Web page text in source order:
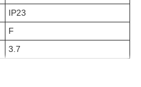
IP23
F
3.7